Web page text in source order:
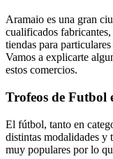
Aramaio es una gran
cualificados
tiendas para
Vamos a explicarte
estos comercios.
Trofeos de Futbol
El fútbol, tanto en
distintas modalidades y
muy populares por lo